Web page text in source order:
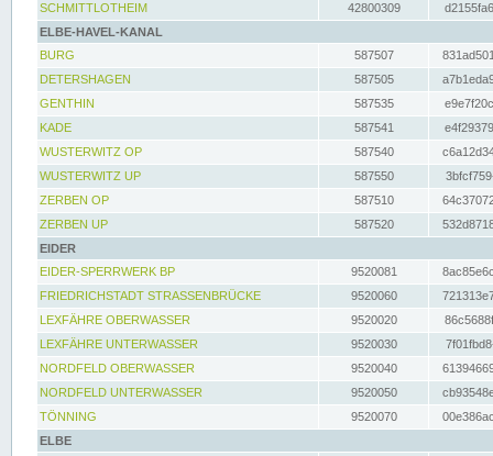
SCHMITTLOTHEIM
42800309
ELBE-HAVEL-KANAL
BURG
587507
DETERSHAGEN
587505
GENTHIN
587535
KADE
587541
WUSTERWITZ OP
587540
WUSTERWITZ UP
587550
ZERBEN OP
587510
ZERBEN UP
587520
EIDER
EIDER-SPERRWERK BP
9520081
FRIEDRICHSTADT STRASSENBRÜCKE
9520060
LEXFÄHRE OBERWASSER
9520020
LEXFÄHRE UNTERWASSER
9520030
NORDFELD OBERWASSER
9520040
NORDFELD UNTERWASSER
9520050
TÖNNING
9520070
ELBE